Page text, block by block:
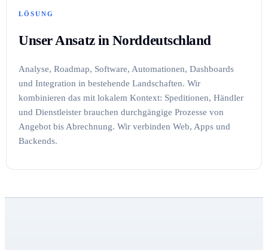
LÖSUNG
Unser Ansatz in Norddeutschland
Analyse, Roadmap, Software, Automationen, Dashboards
und Integration in bestehende Landschaften. Wir
kombinieren das mit lokalem Kontext: Speditionen, Händler
und Dienstleister brauchen durchgängige Prozesse von
Angebot bis Abrechnung. Wir verbinden Web, Apps und
Backends.